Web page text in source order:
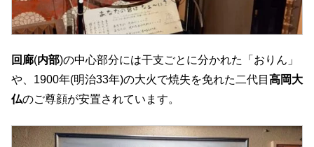
回廊(内部)の中心部分には干支ごとに分かれた「おりん」
や、1900年(明治33年)の大火で焼失を免れた二代目 高岡大
仏のご尊顔が安置されています。